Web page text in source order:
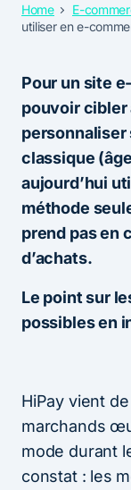
Home E-
utiliser en e-
Pour un site
pouvoir cibler
personnaliser
classique
aujourd’hui
méthode
prend pas en
d’achats.
Le point sur
possibles en
HiPay vient
marchands
mode durant
constat : les